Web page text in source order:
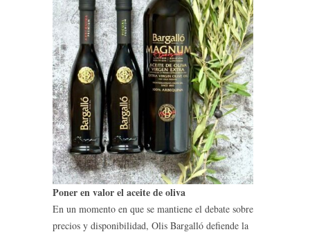
Poner en valor el aceite de oliva
En un momento en que se mantiene el debate sobre
precios y disponibilidad, Olis Bargalló defiende la